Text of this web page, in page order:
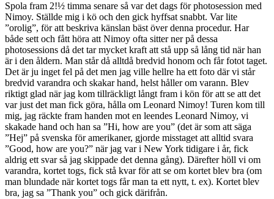
Spola fram 2!½ timma senare så var det dags för photosession med
Nimoy. Ställde mig i kö och den gick hyffsat snabbt. Var lite
”orolig”, för att beskriva känslan bäst över denna procedur. Har
både sett och fått höra att Nimoy ofta sitter ner på dessa
photosessions då det tar mycket kraft att stå upp så lång tid när han
är i den åldern. Man står då alltdå bredvid honom och får fotot taget.
Det är ju inget fel på det men jag ville hellre ha ett foto där vi står
bredvid varandra och skakar hand, helst håller om varann. Blev
riktigt glad när jag kom tillräckligt långt fram i kön för att se att det
var just det man fick göra, hålla om Leonard Nimoy! Turen kom till
mig, jag räckte fram handen mot en leendes Leonard Nimoy, vi
skakade hand och han sa ”Hi, how are you” (det är som att säga
”Hej” på svenska för amerikaner, gjorde misstaget att alltid svara
”Good, how are you?” när jag var i New York tidigare i år, fick
aldrig ett svar så jag skippade det denna gång). Därefter höll vi om
varandra, kortet togs, fick stå kvar för att se om kortet blev bra (om
man blundade när kortet togs får man ta ett nytt, t. ex). Kortet blev
bra, jag sa ”Thank you” och gick därifrån.